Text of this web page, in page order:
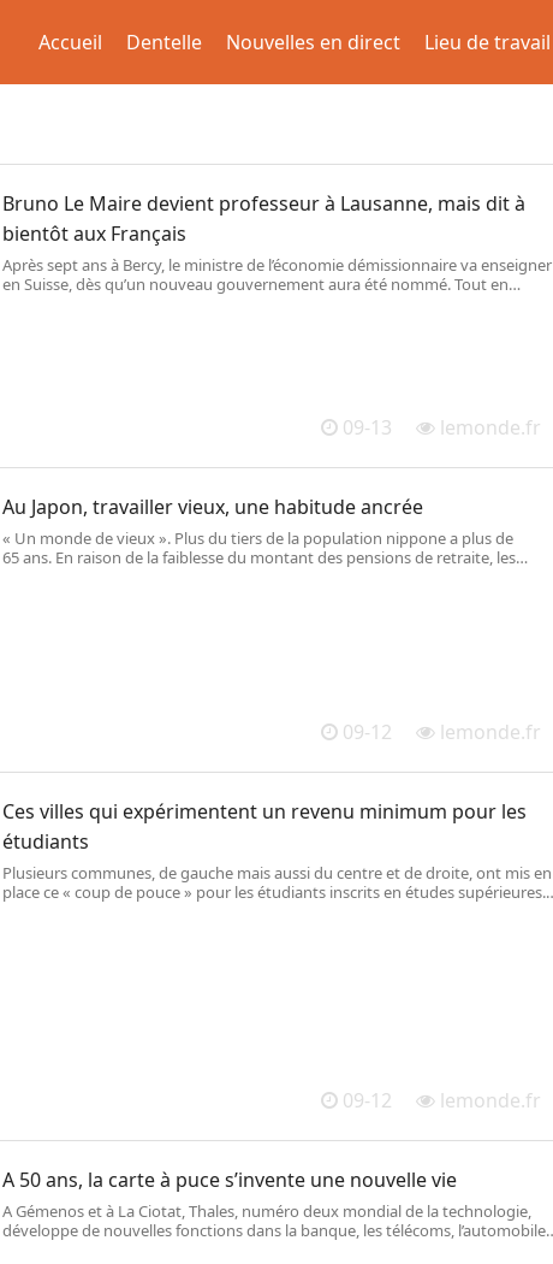
Accueil Dentelle Nouvelles en direct Lieu de travail
Bruno Le Maire devient professeur à Lausanne, mais dit à
bientôt aux Français
Après sept ans à Bercy, le ministre de l’économie démissionnaire va enseigner
en Suisse, dès qu’un nouveau gouvernement aura été nommé. Tout en
09-13 lemonde.fr
Au Japon, travailler vieux, une habitude ancrée
« Un monde de vieux ». Plus du tiers de la population nippone a plus de
65 ans. En raison de la faiblesse du montant des pensions de retraite, les
09-12 lemonde.fr
Ces villes qui expérimentent un revenu minimum pour les
étudiants
Plusieurs communes, de gauche mais aussi du centre et de droite, ont mis en
place ce « coup de pouce » pour les étudiants inscrits en études supérieures.
09-12 lemonde.fr
A 50 ans, la carte à puce s’invente une nouvelle vie
A Gémenos et à La Ciotat, Thales, numéro deux mondial de la technologie,
développe de nouvelles fonctions dans la banque, les télécoms, l’automobile